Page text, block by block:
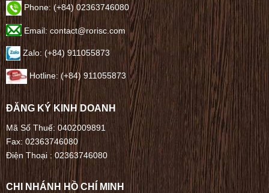
Phone:(+84) 02363746080
Email: contact@rorisc.com
Zalo: (+84) 911055873
Hotline: (+84) 911055873
ĐĂNG KÝ KINH DOANH
Mã Số Thuế: 0402009891
Fax: 02363746080
Điện Thoại :02363746080
CHI NHÁNH HỒ CHÍ MINH